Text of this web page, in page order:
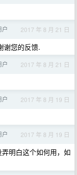
2017 年 8 月 21 日
谢您的反馈.
2017 年 8 月 21 日
2017 年 8 月 19 日
2017 年 8 月 19 日
明白这个如何用，如